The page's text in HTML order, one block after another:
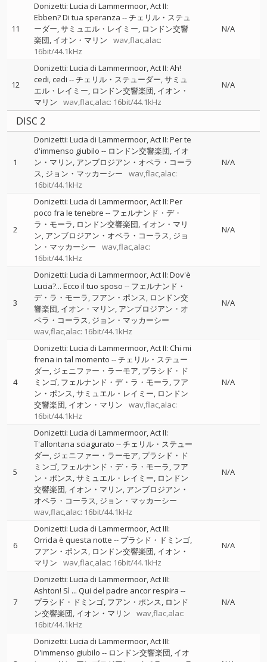
11
Donizetti: Lucia di Lammermoor, Act II:
Ebben? Di tua speranza --チェリル・ステュ
ーダー サミュエル・レイミー ロンドン交響
楽団 イオン・マリン
wav,flac,alac:
16bit/44.1kHz
N/A
12
Donizetti: Lucia di Lammermoor, Act II: Ah!
cedi, cedi --チェリル・ステューダー サミュ
エル・レイミー ロンドン交響楽団 イオン・
マリン
wav,flac,alac: 16bit/44.1kHz
N/A
DISC 2
1
Donizetti: Lucia di Lammermoor, Act II: Per te
d'immenso giubilo -- ロンドン交響楽団 イオ
ン・マリン アンブロジアン・オペラ・コーラ
ス ジョン・マッカーシー
wav,flac,alac:
16bit/44.1kHz
N/A
2
Donizetti: Lucia di Lammermoor, Act II: Per
poco fra le tenebre -- フェルナンド・デ・
ラ・モーラ ロンドン交響楽団 イオン・マリ
ン アンブロジアン・オペラ・コーラス ジョ
ン・マッカーシー
wav,flac,alac:
16bit/44.1kHz
N/A
3
Donizetti: Lucia di Lammermoor, Act II: Dov'è
Lucia?... Ecco il tuo sposo -- フェルナンド・
デ・ラ・モーラ フアン・ポンス ロンドン交
響楽団 イオン・マリン アンブロジアン・オ
ペラ・コーラス ジョン・マッカーシー
wav,flac,alac: 16bit/44.1kHz
N/A
4
Donizetti: Lucia di Lammermoor, Act II: Chi mi
frena in tal momento --チェリル・ステュー
ダー ジェニファー・ラーモア プラシド・ド
ミンゴ フェルナンド・デ・ラ・モーラ フア
ン・ポンス サミュエル・レイミー ロンドン
交響楽団 イオン・マリン
wav,flac,alac:
16bit/44.1kHz
N/A
5
Donizetti: Lucia di Lammermoor, Act II:
T'allontana sciagurato --チェリル・ステュー
ダー ジェニファー・ラーモア プラシド・ド
ミンゴ フェルナンド・デ・ラ・モーラ フア
ン・ポンス サミュエル・レイミー ロンドン
交響楽団 イオン・マリン アンブロジアン・
オペラ・コーラス ジョン・マッカーシー
wav,flac,alac: 16bit/44.1kHz
N/A
6
Donizetti: Lucia di Lammermoor, Act III:
Orrida è questa notte -- プラシド・ドミンゴ
フアン・ポンス ロンドン交響楽団 イオン・
マリン
wav,flac,alac: 16bit/44.1kHz
N/A
7
Donizetti: Lucia di Lammermoor, Act III:
Ashton! Sì ... Qui del padre ancor respira --
プラシド・ドミンゴ フアン・ポンス ロンド
ン交響楽団 イオン・マリン
wav,flac,alac:
16bit/44.1kHz
N/A
Donizetti: Lucia di Lammermoor, Act III:
D'immenso giubilo -- ロンドン交響楽団 イオ